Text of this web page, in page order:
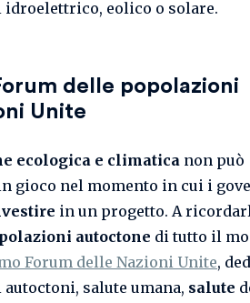
eolico o solare.
delle popolazioni
Unite
ecologica e climatica non può
gioco nel momento in cui i
in un progetto. A
autoctone di tutto il
Forum delle Nazioni Unite,
autoctoni, salute umana, salute